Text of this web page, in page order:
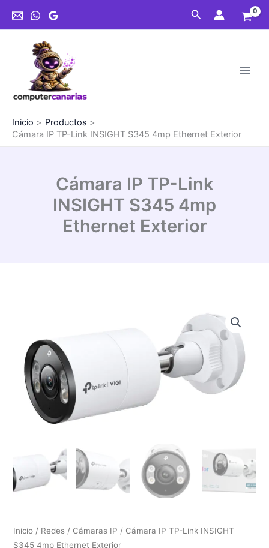
Buscar
Inicio
Productos
Cámara IP TP-Link INSIGHT S345 4mp Ethernet Exterior
Cámara IP TP-Link
INSIGHT S345 4mp
Ethernet Exterior
Inicio / Redes / Cámaras IP / Cámara IP TP-Link INSIGHT
S345 4mp Ethernet Exterior
Link
INSIGHT
Ethernet
Exterior
cantidad